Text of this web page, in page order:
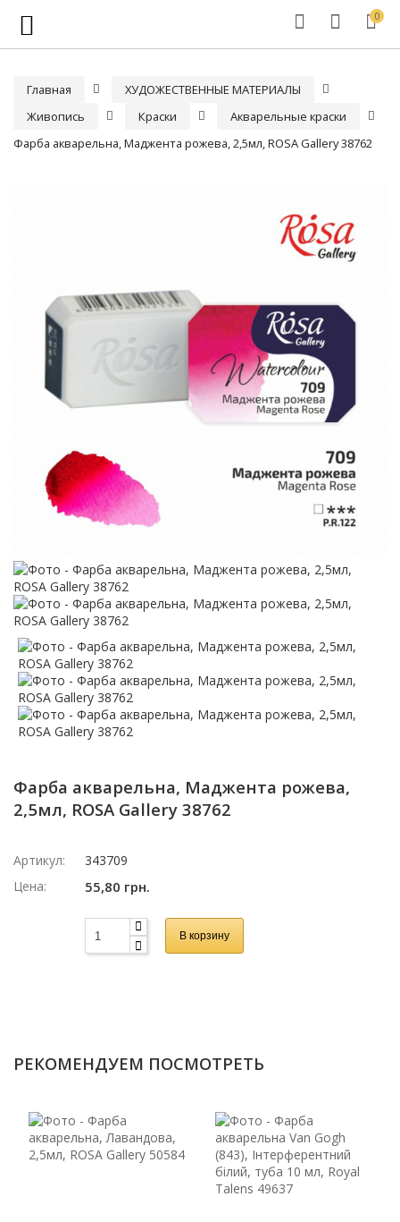
0
Главная
ХУДОЖЕСТВЕННЫЕ МАТЕРИАЛЫ
Живопись
Краски
Акварельные краски
Фарба акварельна, Маджента рожева, 2,5мл, ROSA Gallery 38762
Фарба акварельна, Маджента рожева,
2,5мл, ROSA Gallery 38762
Артикул:
343709
Цена:
55,80 грн.
В корзину
РЕКОМЕНДУЕМ ПОСМОТРЕТЬ